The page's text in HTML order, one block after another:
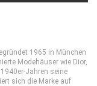
1965 in München
Modehäuser wie Dior,
Jahren seine
sich die Marke auf